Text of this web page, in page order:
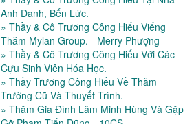
Anh Danh, Bến Lức.
» Thầy & Cô Trương Công Hiếu Viếng
Thăm Mylan Group. - Merry Phượng
» Thầy & Cô Trương Công Hiếu Với Các
Cựu Sinh Viên Hóa Học.
» Thầy Trương Công Hiếu Về Thăm
Trường Cũ Và Thuyết Trình.
» Thăm Gia Đình Lâm Minh Hùng Và Gặp